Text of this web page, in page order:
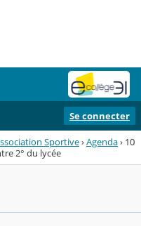
Se connecter
Sportive›Agenda› 10
2° du lycée